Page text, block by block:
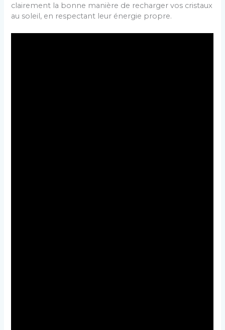
clairement la bonne manière de recharger vos cristaux
au soleil, en respectant leur énergie propre.